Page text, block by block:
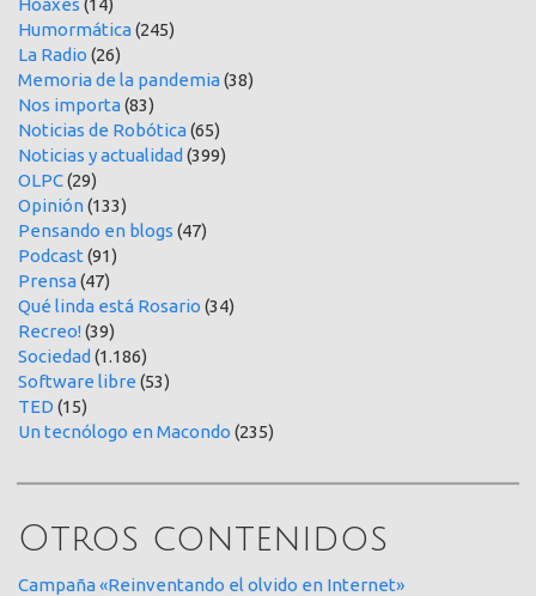
Hoaxes (14)
Humormática(245)
La Radio (26)
Memoria de la pandemia(38)
Nos importa(83)
Noticias de Robótica(65)
Noticias y actualidad (399)
OLPC(29)
Opinión(133)
Pensando en blogs (47)
Podcast (91)
Prensa(47)
Qué linda está Rosario (34)
Recreo!(39)
Sociedad (1.186)
Software libre (53)
TED (15)
Un tecnólogo en Macondo (235)
Otros contenidos
Campaña «Reinventando el olvido en Internet»